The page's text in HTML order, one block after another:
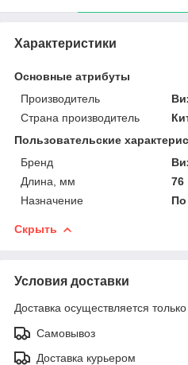
Характеристики
Основные атрибуты
Производитель
Страна производитель
Пользовательские
Бренд
Длина, мм
76
Назначение
По
Скрыть
Условия доставки
Доставка осуществляется
Самовывоз
Доставка курьером